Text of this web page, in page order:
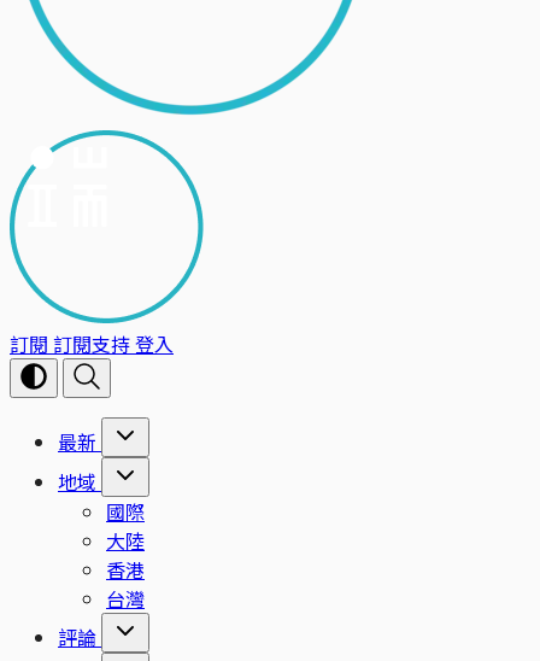
訂閱 訂閱支持登入
最新
地域
國際
大陸
香港
台灣
評論